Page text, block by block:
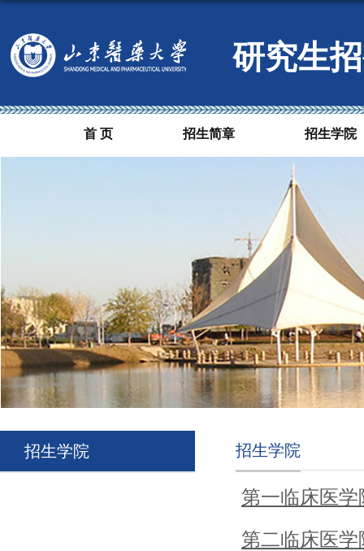
研究生
首 页 招生简章 招生学院
招生学院 招生学院
第一临床医
第二临床医